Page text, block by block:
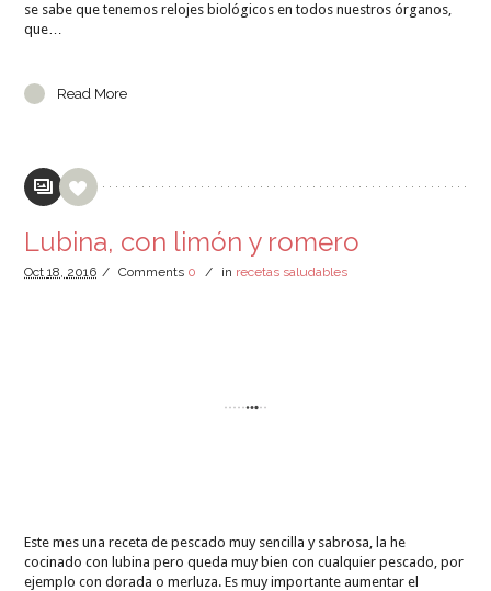
se sabe que tenemos relojes biológicos en todos nuestros órganos,
que…
Read More
Lubina, con limón y romero
Oct18, 2016 / Comments 0 / in recetas saludables
Este mes una receta de pescado muy sencilla y sabrosa, la he
cocinado con lubina pero queda muy bien con cualquier pescado, por
ejemplo con dorada o merluza. Es muy importante aumentar el